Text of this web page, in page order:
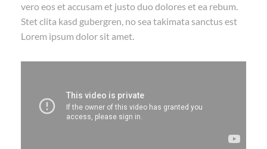
vero eos et accusam et justo duo dolores et ea rebum.
Stet clita kasd gubergren, no sea takimata sanctus est
Lorem ipsum dolor sit amet.